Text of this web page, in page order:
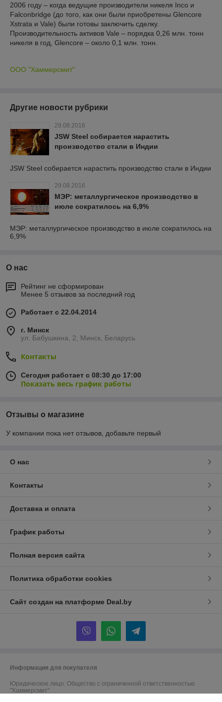
2006 году – когда ведущие производители никеля Inco и
Falconbridge (до того, как они были приобретены Glencore
Xstrata и Vale) были готовы заключить сделку.
Производительность активов Vale – порядка 0,26 млн. тонн
никеля в год, Glencore – около 0,1 млн. тонн.
ООО "Хаммерсмит"
Другие новости рубрики
29.08.2016
JSW Steel собирается нарастить
производство стали в Индии
JSW Steel собирается нарастить производство стали в Индии
29.08.2016
МЭР: металлургическое производство в
июле сократилось на 6,9%
МЭР: металлургическое производство в июле сократилось на
6,9%
О нас
Рейтинг не сформирован
Менее 5 отзывов за последний год
Работает с 22.04.2014
г. Минск
ул. Бабушкина, 2, Минск, Беларусь
Контакты
Сегодня работает с 08:30 до 17:00
Показать весь график работы
Отзывы о магазине
У компании пока нет отзывов, добавьте первый
О нас
Контакты
Доставка и оплата
График работы
Полная версия сайта
Политика обработки cookies
Сайт создан на платформе Deal.by
Информация для покупателя
Юридическое лицо: Общество с ограниченной ответственностью
"Хаммерсмит"